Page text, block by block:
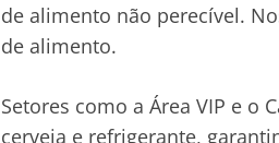
de alimento não perecível.
de alimento.
Setores como a Área VIP e o
cerveja e refrigerante,